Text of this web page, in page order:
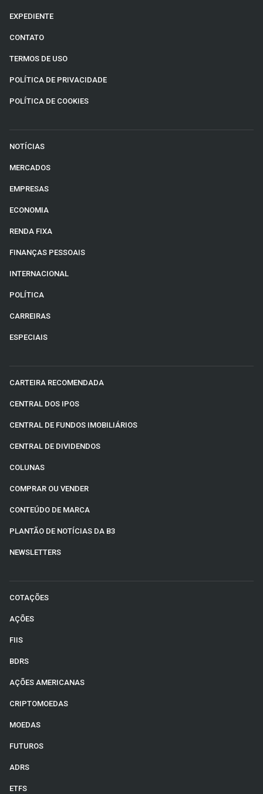
EXPEDIENTE
CONTATO
TERMOS DE USO
POLÍTICA DE PRIVACIDADE
POLÍTICA DE COOKIES
NOTÍCIAS
MERCADOS
EMPRESAS
ECONOMIA
RENDA FIXA
FINANÇAS PESSOAIS
INTERNACIONAL
POLÍTICA
CARREIRAS
ESPECIAIS
CARTEIRA RECOMENDADA
CENTRAL DOS IPOS
CENTRAL DE FUNDOS IMOBILIÁRIOS
CENTRAL DE DIVIDENDOS
COLUNAS
COMPRAR OU VENDER
CONTEÚDO DE MARCA
PLANTÃO DE NOTÍCIAS DA B3
NEWSLETTERS
COTAÇÕES
AÇÕES
FIIS
BDRS
AÇÕES AMERICANAS
CRIPTOMOEDAS
MOEDAS
FUTUROS
ADRS
ETFS